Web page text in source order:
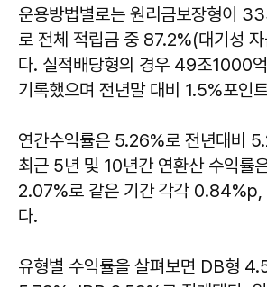
운용방법별로는 원리금보장형이
로 전체 적립금 중 87.2%(대기성
다. 실적배당형의 경우 49조1000
기록했으며 전년말 대비 1.5%포인
연간수익률은 5.26%로 전년대비
최근 5년 및 10년간 연환산 수익률
2.07%로 같은 기간 각각
다.
유형별 수익률을 살펴보면 DB형